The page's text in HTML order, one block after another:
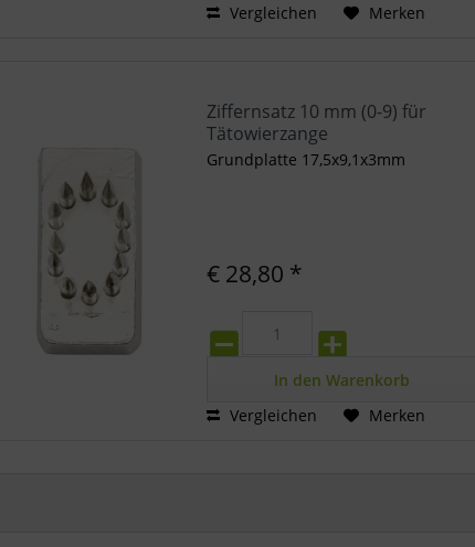
Vergleichen
Merken
Ziffernsatz 10 mm (0-9) für
Tätowierzange
Grundplatte 17,5x9,1x3mm
€ 28,80 *
In den Warenkorb
Vergleichen
Merken